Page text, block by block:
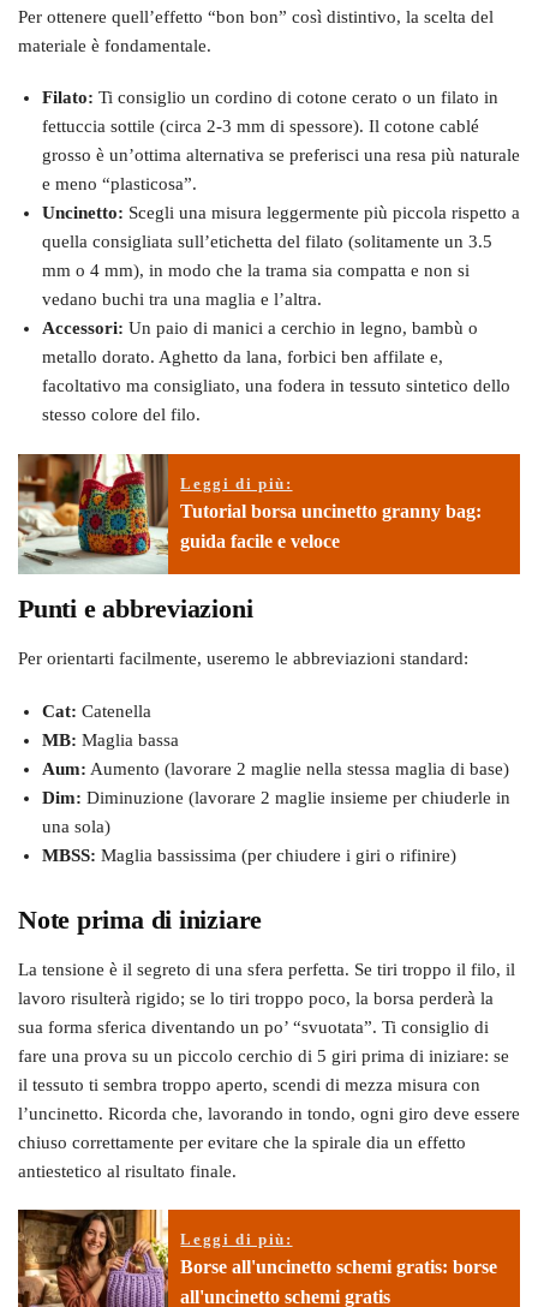
Per ottenere quell’effetto “bon bon” così distintivo, la scelta del
materiale è fondamentale.
Filato: Ti consiglio un cordino di cotone cerato o un filato in
fettuccia sottile (circa 2-3 mm di spessore). Il cotone cablé
grosso è un’ottima alternativa se preferisci una resa più naturale
e meno “plasticosa”.
Uncinetto: Scegli una misura leggermente più piccola rispetto a
quella consigliata sull’etichetta del filato (solitamente un 3.5
mm o 4 mm), in modo che la trama sia compatta e non si
vedano buchi tra una maglia e l’altra.
Accessori: Un paio di manici a cerchio in legno, bambù o
metallo dorato. Aghetto da lana, forbici ben affilate e,
facoltativo ma consigliato, una fodera in tessuto sintetico dello
stesso colore del filo.
Leggi di più:
Tutorial borsa uncinetto granny bag:
guida facile e veloce
Punti e abbreviazioni
Per orientarti facilmente, useremo le abbreviazioni standard:
Cat: Catenella
MB: Maglia bassa
Aum: Aumento (lavorare 2 maglie nella stessa maglia di base)
Dim: Diminuzione (lavorare 2 maglie insieme per chiuderle in
una sola)
MBSS: Maglia bassissima (per chiudere i giri o rifinire)
Note prima di iniziare
La tensione è il segreto di una sfera perfetta. Se tiri troppo il filo, il
lavoro risulterà rigido; se lo tiri troppo poco, la borsa perderà la
sua forma sferica diventando un po’ “svuotata”. Ti consiglio di
fare una prova su un piccolo cerchio di 5 giri prima di iniziare: se
il tessuto ti sembra troppo aperto, scendi di mezza misura con
l’uncinetto. Ricorda che, lavorando in tondo, ogni giro deve essere
chiuso correttamente per evitare che la spirale dia un effetto
antiestetico al risultato finale.
Leggi di più:
Borse all'uncinetto schemi gratis: borse
all'uncinetto schemi gratis